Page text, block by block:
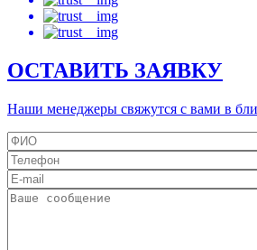
ОСТАВИТЬ ЗАЯВКУ
Наши менеджеры свяжутся с вами в